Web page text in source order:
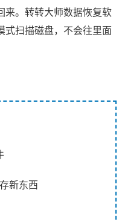
来。转转大师数据恢复软
扫描磁盘，不会往里面
新东西